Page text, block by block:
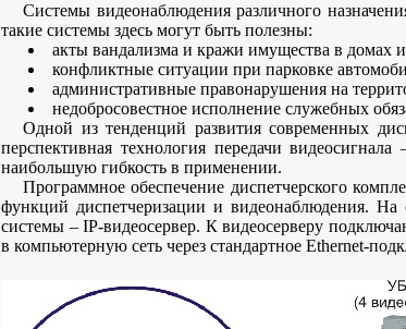
Системы видеонаблюдения различного
такие системы здесь могут быть полезны:
акты вандализма и кражи имущества в домах
конфликтные ситуации при парковке
административные правонарушения на
недобросовестное исполнение служебных
Одной из тенденций развития современных
перспективная технология передачи
наибольшую гибкость в применении.
Программное обеспечение диспетчерского
функций диспетчеризации и видеонаблюдения.
системы – IP-видеосервер. К видеосерверу
в компьютерную сеть через стандартное Ethernet-